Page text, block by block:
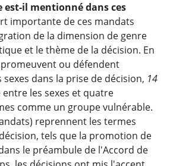
est-il mentionné dans ces
importante de ces mandats
de la dimension de genre
et le thème de la décision. En
ou défendent
dans la prise de décision, 14
les sexes et quatre
comme un groupe vulnérable.
reprennent les termes
tels que la promotion de
le préambule de l'Accord de